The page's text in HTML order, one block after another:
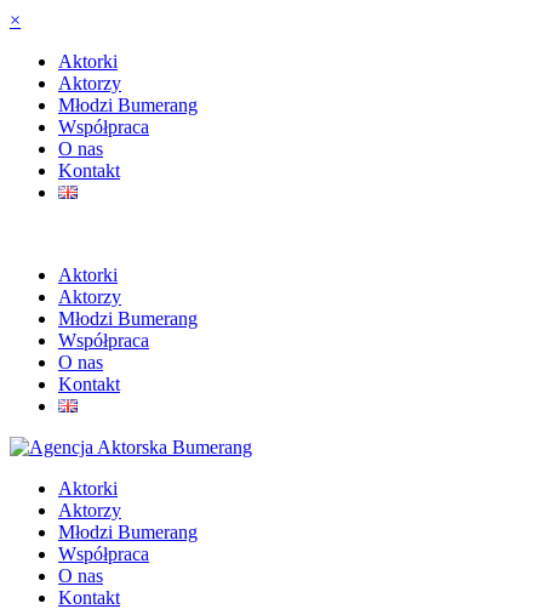
×
Aktorki
Aktorzy
Młodzi Bumerang
Współpraca
O nas
Kontakt
Aktorki
Aktorzy
Młodzi Bumerang
Współpraca
O nas
Kontakt
Aktorki
Aktorzy
Młodzi Bumerang
Współpraca
O nas
Kontakt